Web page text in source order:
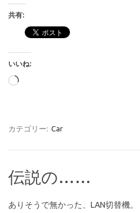
共有:
いいね:
読
中…
カテゴリー: Car
伝説の……
ありそうで無かった、LAN切替機